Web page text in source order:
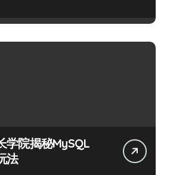
学院揭秘MySQL
法